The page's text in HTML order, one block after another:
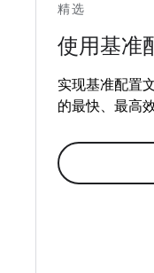
精选
使用基准
实现基准配置
的最快、最高